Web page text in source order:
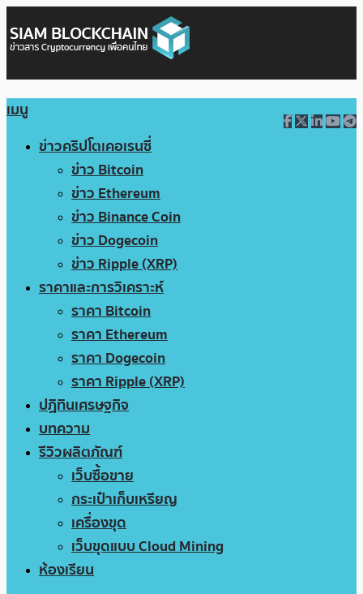
เมนู
ข่าวคริปโตเคอเรนซี่
ข่าว Bitcoin
ข่าว Ethereum
ข่าว Binance Coin
ข่าว Dogecoin
ข่าว Ripple (XRP)
ราคาและการวิเคราะห์
ราคา Bitcoin
ราคา Ethereum
ราคา Dogecoin
ราคา Ripple (XRP)
ปฏิทินเศรษฐกิจ
บทความ
รีวิวผลิตภัณฑ์
เว็บซื้อขาย
กระเป๋าเก็บเหรียญ
เครื่องขุด
เว็บขุดแบบ Cloud Mining
ห้องเรียน